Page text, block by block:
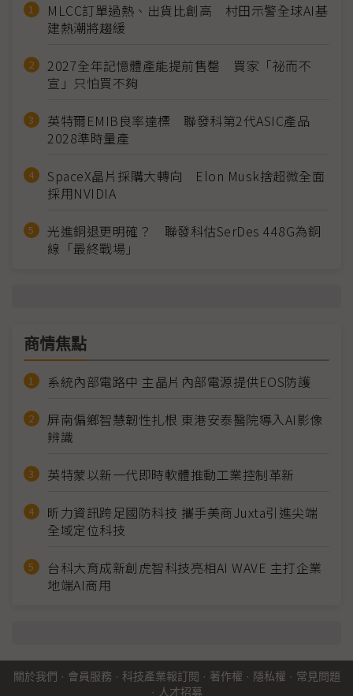
MLCC訂單過熱、出貨比創高 村田示警全球AI基
建熱潮將趨緩
2027全年記憶體產能提前售罄 買家「祕而不
宣」只怕買不夠
英特爾EMIB良率達標 聯發科第2代ASIC產品
2028準時量產
SpaceX晶片採購大轉向 Elon Musk捨超微全面
採用NVIDIA
光進銅退更明確？ 聯發科估SerDes 448G為銅
線「最終戰場」
商情焦點
系統內部電路中 主晶片內部電源提供EOS防護
屏南偏鄉智慧韌性扎根 東港安泰醫院導入AI影像
辨識
英特蒙以新一代即時軟體推動工業控制革新
昕力資訊跨足國防科技 攜手美商Juxta引進尖端
全域定位科技
台科大育成新創虎智科技亮相AI WAVE 主打企業
地端AI商用
關於我們 · 會員服務 · 科技產業報訂閱 · 著作權 · 隱私權 · 常見問題
· 人才招募